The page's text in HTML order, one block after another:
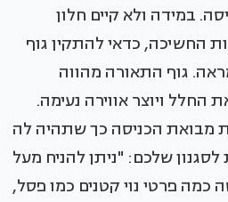
במידה ולא קיים חלון
החשיכה, כדאי להתקין גוף
גוף התאורה מהווה
ויוצר אווירה נעימה.
מבואת הכניסה כך שתהיה לה
שלכם: "ניתן להניח מעל
פרטי נוי קטנים כמו פסל,